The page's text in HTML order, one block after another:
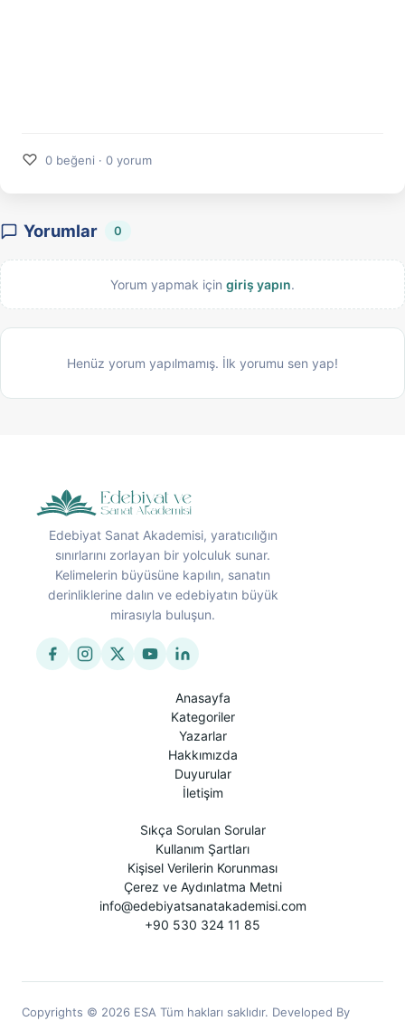
♡ 0 beğeni · 0 yorum
Yorumlar 0
Yorum yapmak için giriş yapın.
Henüz yorum yapılmamış. İlk yorumu sen yap!
Edebiyat Sanat Akademisi, yaratıcılığın
sınırlarını zorlayan bir yolculuk sunar.
Kelimelerin büyüsüne kapılın, sanatın
derinliklerine dalın ve edebiyatın büyük
mirasıyla buluşun.
Anasayfa
Kategoriler
Yazarlar
Hakkımızda
Duyurular
İletişim
Sıkça Sorulan Sorular
Kullanım Şartları
Kişisel Verilerin Korunması
Çerez ve Aydınlatma Metni
info@edebiyatsanatakademisi.com
+90 530 324 11 85
Copyrights © 2026 ESA Tüm hakları saklıdır. Developed By